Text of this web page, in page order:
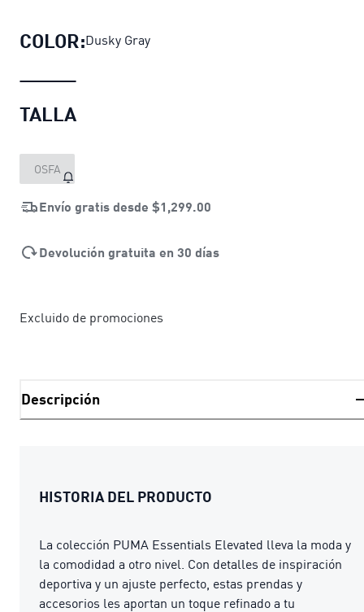
COLOR:Dusky Gray
TALLA
OSFA
Envío gratis desde $1,299.00
Devolución gratuita en 30 días
Excluido de promociones
Descripción
HISTORIA DEL PRODUCTO
La colección PUMA Essentials Elevated lleva la moda y
la comodidad a otro nivel. Con detalles de inspiración
deportiva y un ajuste perfecto, estas prendas y
accesorios les aportan un toque refinado a tu